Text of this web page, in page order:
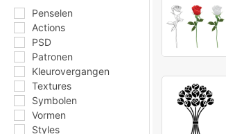
Penselen
Actions
PSD
Patronen
Kleurovergangen
Textures
Symbolen
Vormen
Styles